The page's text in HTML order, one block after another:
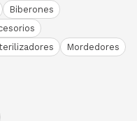
Biberones
Mordedores